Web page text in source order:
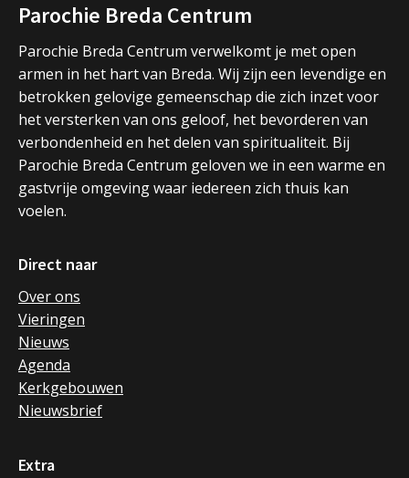
Parochie Breda Centrum
Parochie Breda Centrum verwelkomt je met open
armen in het hart van Breda. Wij zijn een levendige en
betrokken gelovige gemeenschap die zich inzet voor
het versterken van ons geloof, het bevorderen van
verbondenheid en het delen van spiritualiteit. Bij
Parochie Breda Centrum geloven we in een warme en
gastvrije omgeving waar iedereen zich thuis kan
voelen.
Direct naar
Over ons
Vieringen
Nieuws
Agenda
Kerkgebouwen
Nieuwsbrief
Extra